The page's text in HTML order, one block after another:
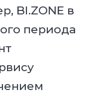
BI.ZONE в
периода